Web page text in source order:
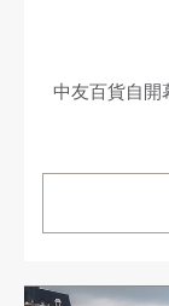
中友百貨自開